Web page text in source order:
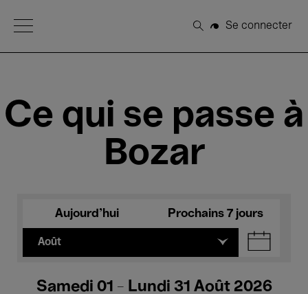
Open Menu
Rechercher
Se connecter
Ce qui se passe à
Bozar
Aujourd'hui Prochains 7 jours
Août
Samedi 01 - Lundi 31 Août 2026